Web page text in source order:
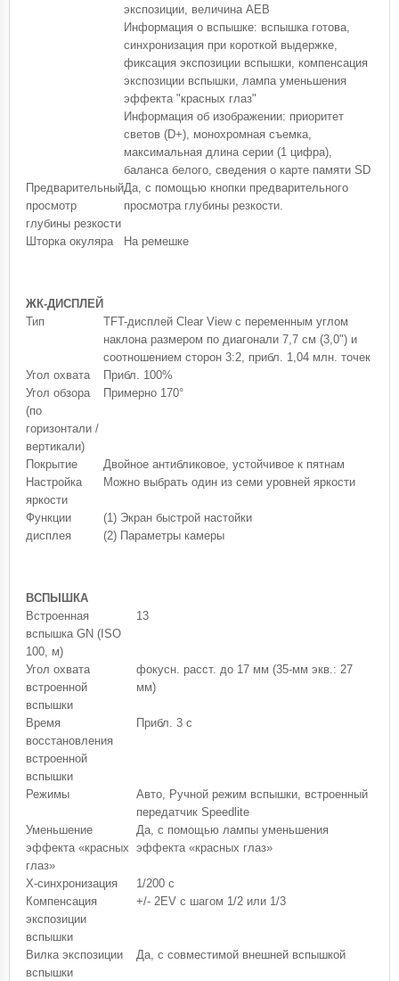
экспозиции, величина AEB
Информация о вспышке: вспышка готова,
синхронизация при короткой выдержке,
фиксация экспозиции вспышки, компенсация
экспозиции вспышки, лампа уменьшения
эффекта "красных глаз"
Информация об изображении: приоритет
светов (D+), монохромная съемка,
максимальная длина серии (1 цифра),
баланса белого, сведения о карте памяти SD
Предварительный
просмотр
глубины резкости
Да, с помощью кнопки предварительного
просмотра глубины резкости.
Шторка окуляра На ремешке
ЖК-ДИСПЛЕЙ
Тип
TFT-дисплей Clear View с переменным углом
наклона размером по диагонали 7,7 см (3,0") и
соотношением сторон 3:2, прибл. 1,04 млн. точек
Угол охвата
Прибл. 100%
Угол обзора
(по
горизонтали /
вертикали)
Примерно 170°
Покрытие
Двойное антибликовое, устойчивое к пятнам
Настройка
яркости
Можно выбрать один из семи уровней яркости
Функции
дисплея
(1) Экран быстрой настойки
(2) Параметры камеры
ВСПЫШКА
Встроенная
вспышка GN (ISO
100, м)
13
Угол охвата
встроенной
вспышки
фокусн. расст. до 17 мм (35-мм экв.: 27
мм)
Время
восстановления
встроенной
вспышки
Прибл. 3 с
Режимы
Авто, Ручной режим вспышки, встроенный
передатчик Speedlite
Уменьшение
эффекта «красных
глаз»
Да, с помощью лампы уменьшения
эффекта «красных глаз»
X-синхронизация
1/200 с
Компенсация
экспозиции
вспышки
+/- 2EV с шагом 1/2 или 1/3
Вилка экспозиции
вспышки
Да, с совместимой внешней вспышкой